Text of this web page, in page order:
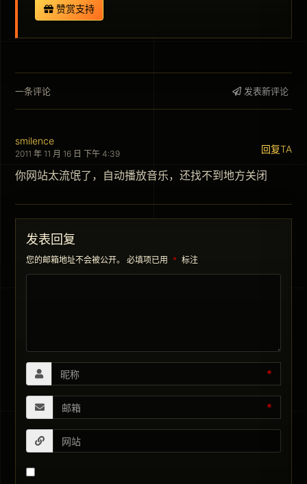
赞赏支持
一条评论 发表新评论
smilence
2011 年 11 月 16 日 下午 4:39 回复TA
你网站太流氓了，自动播放音乐，还找不到地方关闭
发表回复
您的邮箱地址不会被公开。 必填项已用 * 标注
*
*